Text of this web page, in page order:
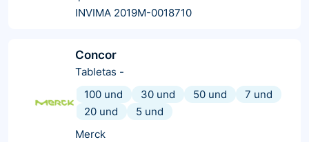
INVIMA 2019M-0018710
Concor
Tabletas -
100 und
30 und 50 und
7 und
20 und
5 und
Merck